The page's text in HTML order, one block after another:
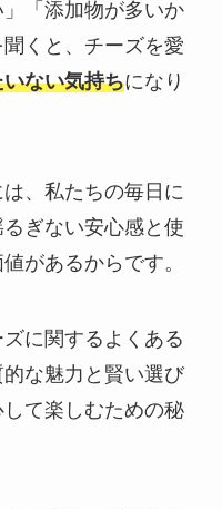
」「添加物が多いか
くと、チーズを愛
ない気持ちになり
、私たちの毎日に
ぎない安心感と使
があるからです。
に関するよくある
な魅力と賢い選び
て楽しむための秘